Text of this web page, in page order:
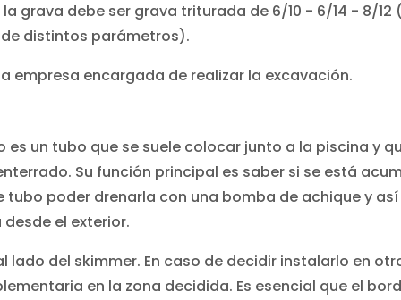
grava debe ser grava triturada de 6/10 - 6/14 - 8/12
distintos parámetros).
empresa encargada de realizar la excavación.
un tubo que se suele colocar junto a la piscina y
Su función principal es saber si se está
poder drenarla con una bomba de achique y
el exterior.
lado del skimmer. En caso de decidir instalarlo en
en la zona decidida. Es esencial que el